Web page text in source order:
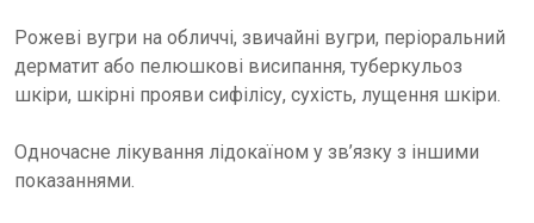
Рожеві вугри на обличчі, звичайні вугри, періоральний
дерматит або пелюшкові висипання, туберкульоз
шкіри, шкірні прояви сифілісу, сухість, лущення шкіри.
Одночасне лікування лідокаїном у зв’язку з іншими
показаннями.